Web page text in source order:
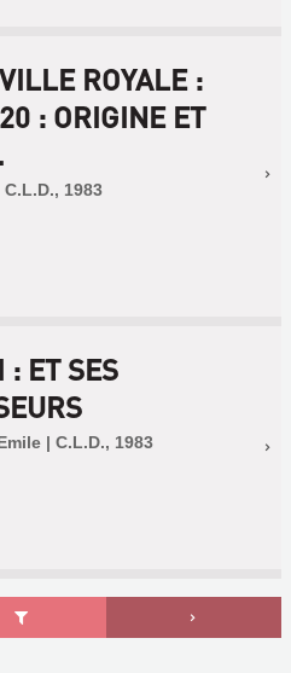
ROYALE :
: ORIGINE ET
1983
: ET SES
| C.L.D., 1983